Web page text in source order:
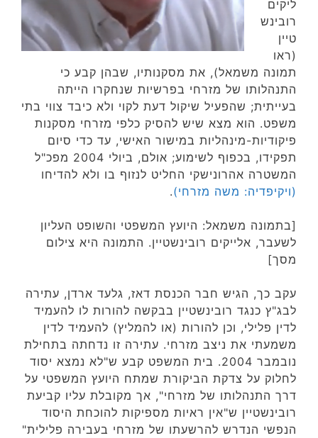
ליקים
רובינש
טיין
(ראו
תמונה משמאל), את מסקנותיו, שבהן קבע כי
התנהלותו של מזרחי בפרשיות שנחקרו הייתה
בעייתית; שהפעיל שיקול דעת לקוי ולא כיבד צווי בתי
משפט. הוא מצא שיש להסיק כלפי מזרחי מסקנות
פיקודיות-מינהליות במישור האישי, עד כדי סיום
תפקידו, בכפוף לשימוע; אולם, ביולי 2004 מפכ"ל
המשטרה אהרונישקי החליט לנזוף בו ולא להדיחו
(ויקיפדיה: משה מזרחי).
[בתמונה משמאל: היועץ המשפטי והשופט העליון
לשעבר, אלייקים רובינשטיין. התמונה היא צילום
מסך]
עקב כך, הגיש חבר הכנסת דאז, גלעד ארדן, עתירה
לבג"ץ כנגד רובינשטיין בבקשה להורות לו להעמיד
לדין פלילי, וכן להורות (או להמליץ) להעמיד לדין
משמעתי את ניצב מזרחי. עתירה זו נדחתה בתחילת
נובמבר 2004. בית המשפט קבע ש"לא נמצא יסוד
לחלוק על צדקת הביקורת שמתח היועץ המשפטי על
דרך התנהלותו של מזרחי", אך מקובלת עליו קביעת
רובינשטיין ש"אין ראיות מספיקות להוכחת היסוד
הנפשי הנדרש להרשעתו של מזרחי בעבירה פלילית"